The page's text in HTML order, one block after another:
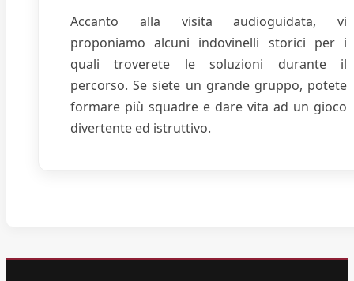
Accanto alla visita audioguidata, vi
proponiamo alcuni indovinelli storici per i
quali troverete le soluzioni durante il
percorso. Se siete un grande gruppo, potete
formare più squadre e dare vita ad un gioco
divertente ed istruttivo.